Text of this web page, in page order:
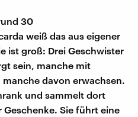
30
weiß das aus eigener
ist groß: Drei Geschwister
sein, manche mit
davon erwachsen.
und sammelt dort
Sie führt eine